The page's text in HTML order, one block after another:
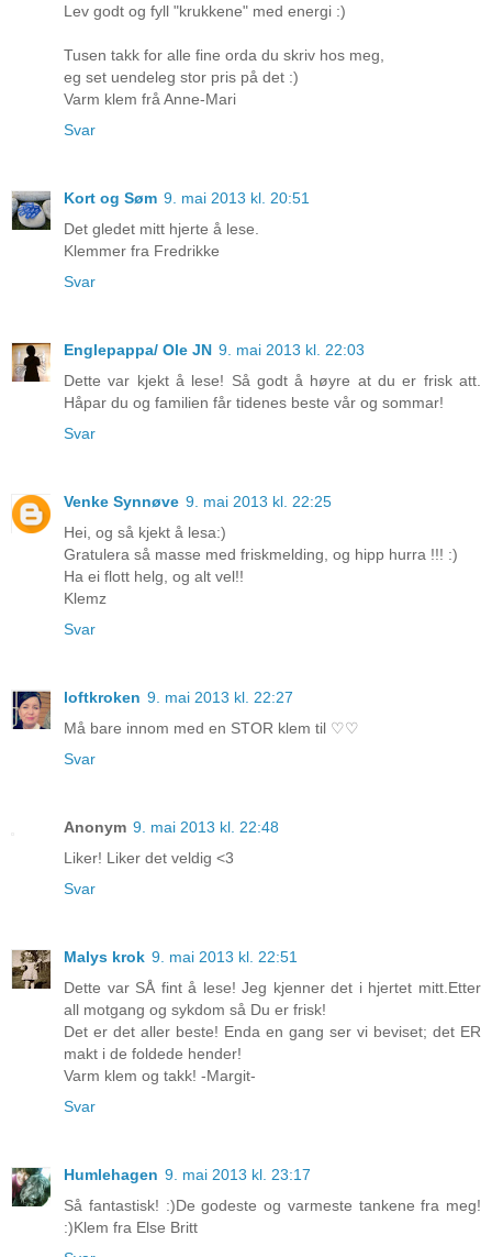
Lev godt og fyll "krukkene" med energi :)
Tusen takk for alle fine orda du skriv hos meg,
eg set uendeleg stor pris på det :)
Varm klem frå Anne-Mari
Svar
Kort og Søm 9. mai 2013 kl. 20:51
Det gledet mitt hjerte å lese.
Klemmer fra Fredrikke
Svar
Englepappa/ Ole JN 9. mai 2013 kl. 22:03
Dette var kjekt å lese! Så godt å høyre at du er frisk att.
Håpar du og familien får tidenes beste vår og sommar!
Svar
Venke Synnøve 9. mai 2013 kl. 22:25
Hei, og så kjekt å lesa:)
Gratulera så masse med friskmelding, og hipp hurra !!! :)
Ha ei flott helg, og alt vel!!
Klemz
Svar
loftkroken 9. mai 2013 kl. 22:27
Må bare innom med en STOR klem til ♡♡
Svar
Anonym 9. mai 2013 kl. 22:48
Liker! Liker det veldig <3
Svar
Malys krok 9. mai 2013 kl. 22:51
Dette var SÅ fint å lese! Jeg kjenner det i hjertet mitt.Etter
all motgang og sykdom så Du er frisk!
Det er det aller beste! Enda en gang ser vi beviset; det ER
makt i de foldede hender!
Varm klem og takk! -Margit-
Svar
Humlehagen 9. mai 2013 kl. 23:17
Så fantastisk! :)De godeste og varmeste tankene fra meg!
:)Klem fra Else Britt